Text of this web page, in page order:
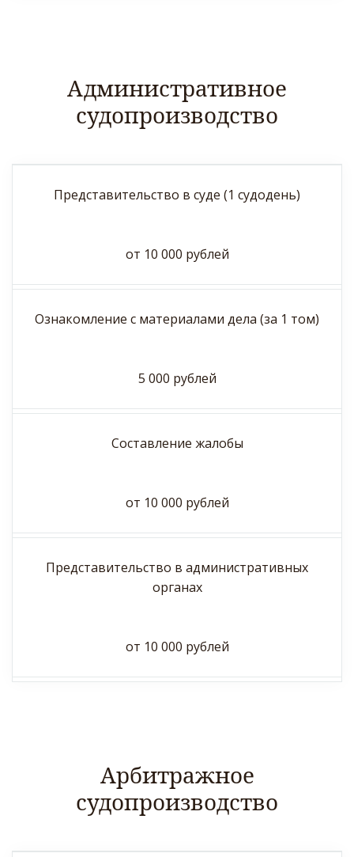
Административное
судопроизводство
Представительство в суде (1 судодень)
от 10 000 рублей
Ознакомление с материалами дела (за 1 том)
5 000 рублей
Составление жалобы
от 10 000 рублей
Представительство в административных
органах
от 10 000 рублей
Арбитражное
судопроизводство